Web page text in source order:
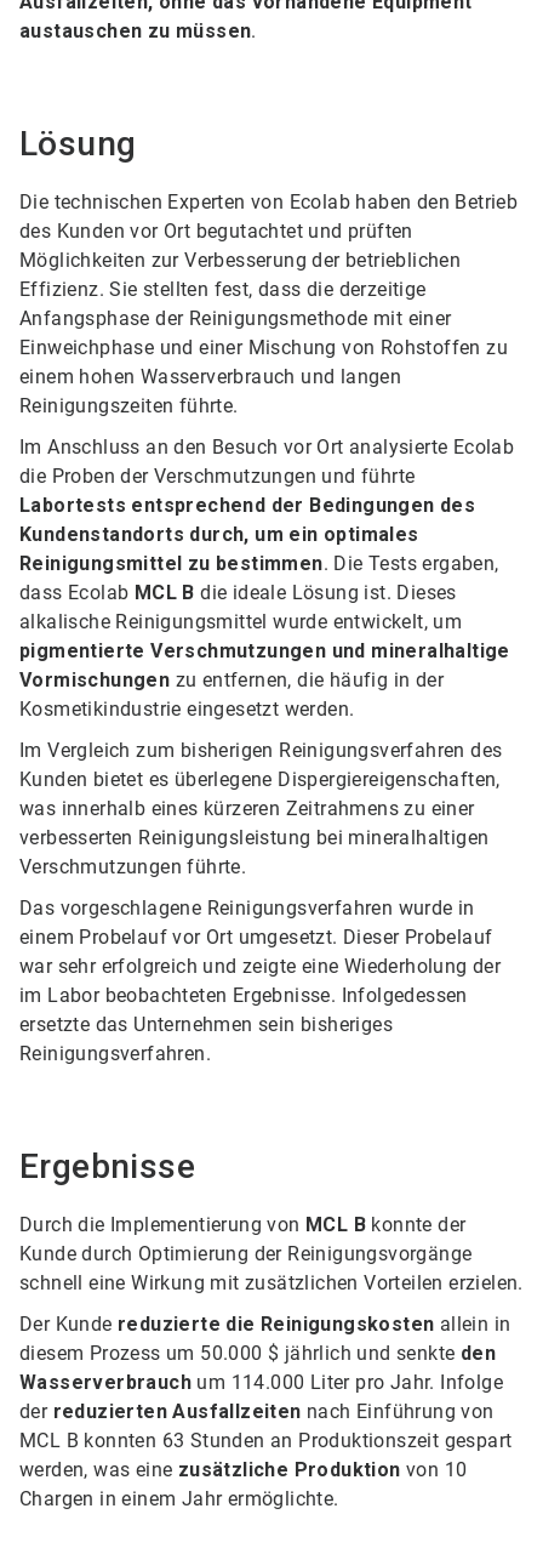
austauschen zu müssen.
Lösung
Die technischen Experten von Ecolab haben den Betrieb
des Kunden vor Ort begutachtet und prüften
Möglichkeiten zur Verbesserung der betrieblichen
Effizienz. Sie stellten fest, dass die derzeitige
Anfangsphase der Reinigungsmethode mit einer
Einweichphase und einer Mischung von Rohstoffen zu
einem hohen Wasserverbrauch und langen
Reinigungszeiten führte.
Im Anschluss an den Besuch vor Ort analysierte Ecolab
die Proben der Verschmutzungen und führte
Labortests entsprechend der Bedingungen des
Kundenstandorts durch, um ein optimales
Reinigungsmittel zu bestimmen. Die Tests ergaben,
dass Ecolab MCL B die ideale Lösung ist. Dieses
alkalische Reinigungsmittel wurde entwickelt, um
pigmentierte Verschmutzungen und mineralhaltige
Vormischungen zu entfernen, die häufig in der
Kosmetikindustrie eingesetzt werden.
Im Vergleich zum bisherigen Reinigungsverfahren des
Kunden bietet es überlegene Dispergiereigenschaften,
was innerhalb eines kürzeren Zeitrahmens zu einer
verbesserten Reinigungsleistung bei mineralhaltigen
Verschmutzungen führte.
Das vorgeschlagene Reinigungsverfahren wurde in
einem Probelauf vor Ort umgesetzt. Dieser Probelauf
war sehr erfolgreich und zeigte eine Wiederholung der
im Labor beobachteten Ergebnisse. Infolgedessen
ersetzte das Unternehmen sein bisheriges
Reinigungsverfahren.
Ergebnisse
Durch die Implementierung von MCL B konnte der
Kunde durch Optimierung der Reinigungsvorgänge
schnell eine Wirkung mit zusätzlichen Vorteilen erzielen.
Der Kunde reduzierte die Reinigungskosten allein in
diesem Prozess um 50.000 $ jährlich und senkte den
Wasserverbrauch um 114.000 Liter pro Jahr. Infolge
der reduzierten Ausfallzeiten nach Einführung von
MCL B konnten 63 Stunden an Produktionszeit gespart
werden, was eine zusätzliche Produktion von 10
Chargen in einem Jahr ermöglichte.